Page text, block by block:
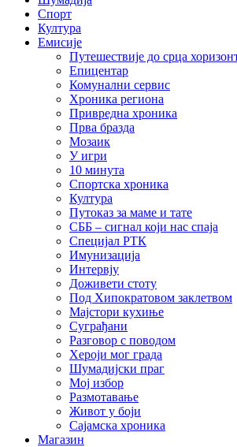
Спорт
Култура
Емисије
Путешествије до срца
Епицентар
Комунални сервис
Хроника региона
Привредна хроника
Прва бразда
Мозаик
У игри
10 минута
Спортска хроника
Култура
Путоказ за маме и тате
СББ – сигнал који нас спаја
Специјал РТК
Имунизација
Интервју
Доживети стоту
Под Хипократовом заклетвом
Мајстори кухиње
Суграђани
Разговор с поводом
Хероји мог града
Шумадијски праг
Мој избор
Размотавање
Живот у боји
Сајамска хроника
Магазин